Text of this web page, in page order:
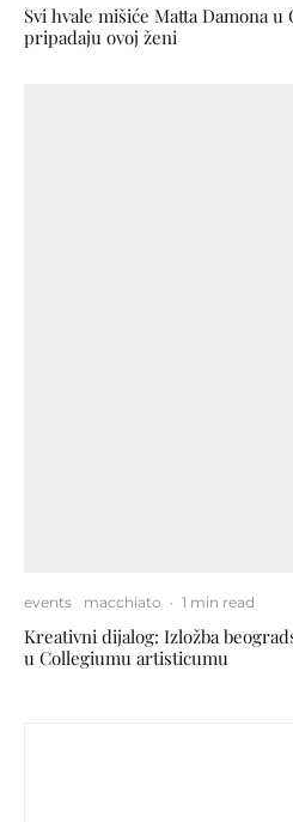
Svi hvale mišiće Matta Damona u
pripadaju ovoj ženi
events macchiato · 1 min read
Kreativni dijalog: Izložba
u Collegiumu artisticumu